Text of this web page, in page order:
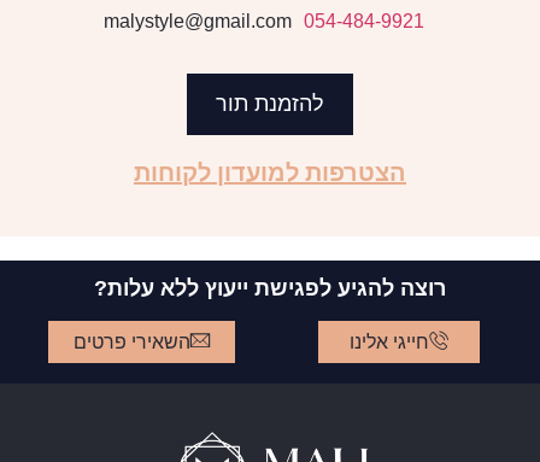
054-484-9921
malystyle@gmail.com
להזמנת תור
הצטרפות למועדון לקוחות
רוצה להגיע לפגישת ייעוץ ללא עלות?
חייגי אלינו השאירי פרטים